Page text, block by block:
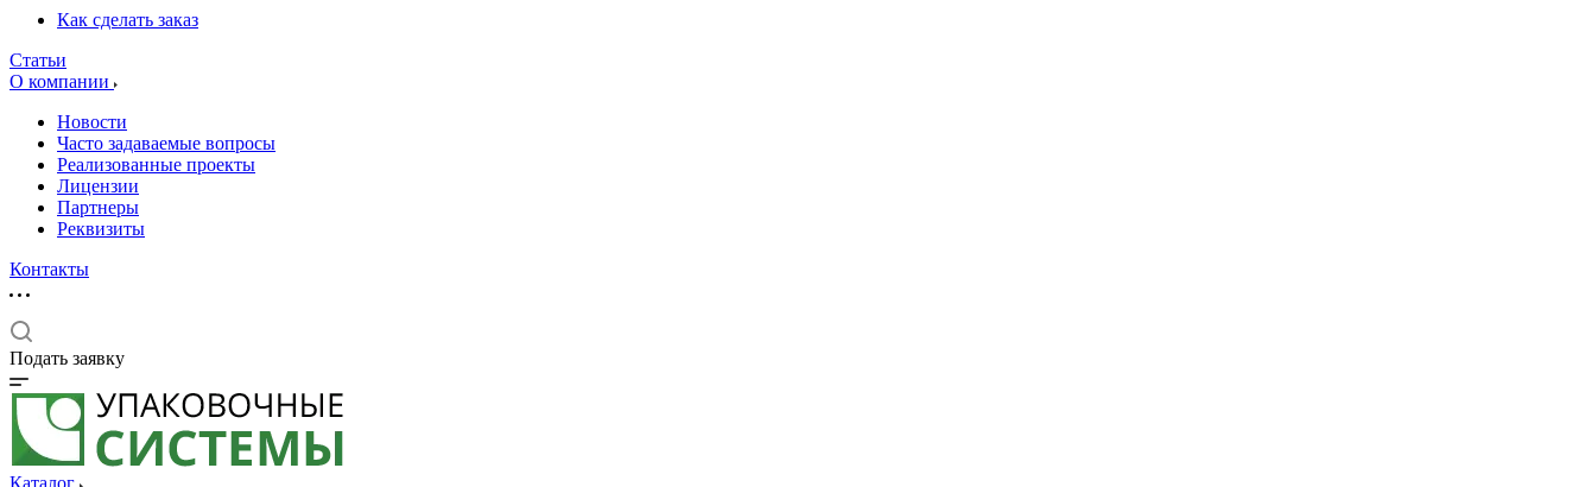
Как сделать заказ
Статьи
О компании
Новости
Часто задаваемые вопросы
Реализованные проекты
Лицензии
Партнеры
Реквизиты
Контакты
Подать заявку
Каталог